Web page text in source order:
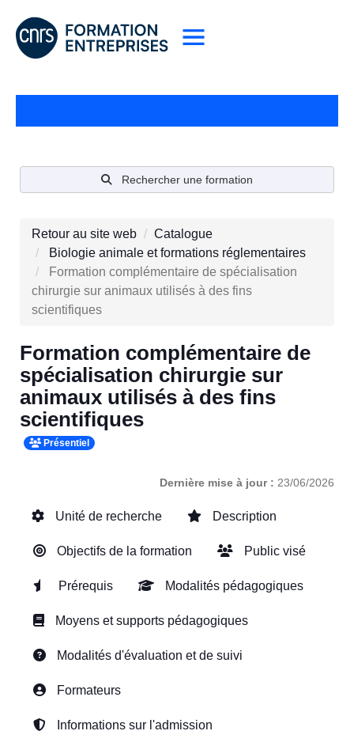
Rechercher une formation
Retour au site web
Catalogue
Biologie animale et formations réglementaires
Formation complémentaire de spécialisation
chirurgie sur animaux utilisés à des fins
scientifiques
Formation complémentaire de
spécialisation chirurgie sur
animaux utilisés à des fins
scientifiques
Présentiel
Dernière mise à jour : 23/06/2026
Unité de recherche Description
Objectifs de la formation Public visé
Prérequis Modalités pédagogiques
Moyens et supports pédagogiques
Modalités d'évaluation et de suivi
Formateurs
Informations sur l'admission